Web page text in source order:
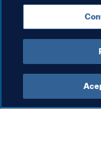
Vive Rusia 2018
Copa Mundial de la